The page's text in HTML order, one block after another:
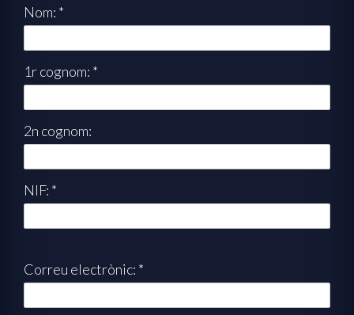
Nom: *
1r cognom: *
2n cognom:
NIF: *
Correu electrònic: *